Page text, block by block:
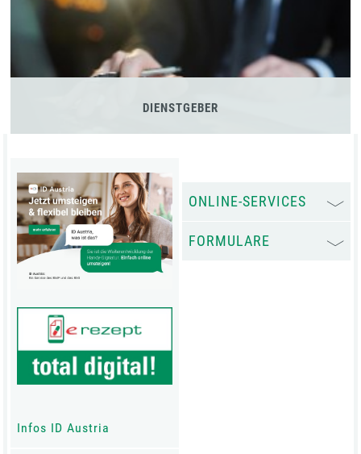
DIENSTGEBER
Infos ID Austria
ONLINE-SERVICES
FORMULARE